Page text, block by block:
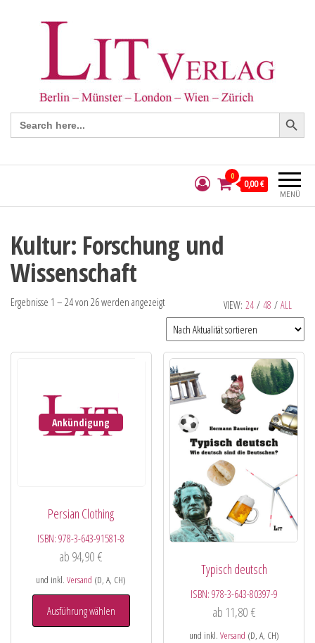
Search
for:
Search Button
MENÜ
0
0,00 €
Kultur: Forschung und
Wissenschaft
VIEW: 24 / 48 / ALL
Ergebnisse 1 – 24 von 26 werden angezeigt
Ankündigung
Persian Clothing
ISBN:978-3-643-91581-8
ab 94,90€
und inkl.Versand (D, A, CH)
Ausführung wählen
Typisch deutsch
ISBN: 978-3-643-80397-9
ab 11,80 €
und inkl. Versand (D, A, CH)